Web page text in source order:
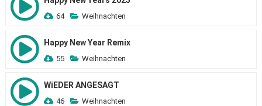
64 Weihnachten
Happy New Year Remix
55 Weihnachten
WiEDER ANGESAGT
46 Weihnachten